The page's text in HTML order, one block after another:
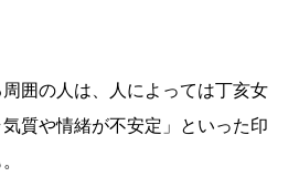
囲の人は、人によっては丁亥女
質や情緒が不安定」といった印